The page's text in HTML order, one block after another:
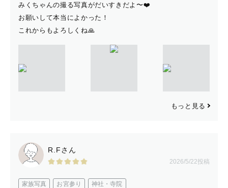
🌼子育てを頑張るご褒美に
「いつもありがとう、ママ、パパ」
お子さまから代わって
それでも一生懸命なママパパからの愛は
みくちゃんの撮る写真がだいすきだよ〜❤️
お願いして本当によかった！
これからもよろしくね🙏
もっと見る
R.Fさん
2026/5/22投稿
家族写真 お宮参り 神社・寺院